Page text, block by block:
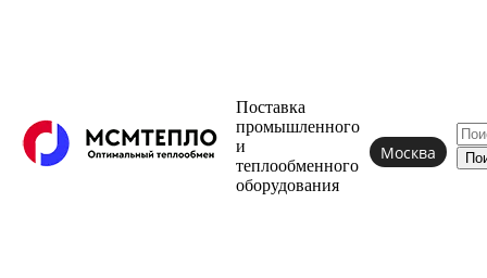
Поставка
промышленного
и
теплообменного
оборудования
Москва